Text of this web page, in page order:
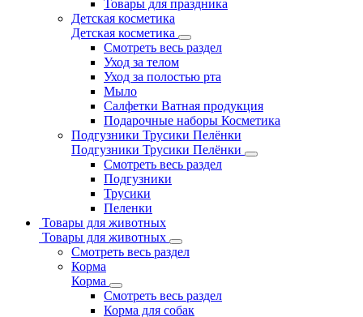
Товары для праздника
Детская косметика
Детская косметика
Смотреть весь раздел
Уход за телом
Уход за полостью рта
Мыло
Салфетки Ватная продукция
Подарочные наборы Косметика
Подгузники Трусики Пелёнки
Подгузники Трусики Пелёнки
Смотреть весь раздел
Подгузники
Трусики
Пеленки
Товары для животных
Товары для животных
Смотреть весь раздел
Корма
Корма
Смотреть весь раздел
Корма для собак